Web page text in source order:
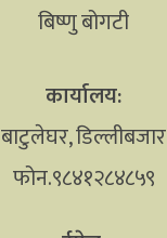
बिष्णु बोगटी
कार्यालय:
बाटुलेघर, डिल्लीबजार
फोन.९८४१२८४८५९